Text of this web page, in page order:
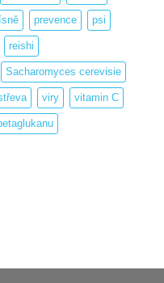
prevence psi
reishi
Sacharomyces cerevisie
viry vitamin C